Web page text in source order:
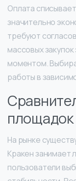
Оплата
значительно
требуют
массовых
моментом.
работы в
площадок
На рынке
Кракен занимает
пользователи